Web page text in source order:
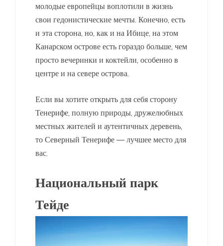
молодые европейцы воплотили в жизнь
свои гедонистические мечты. Конечно, есть
и эта сторона, но, как и на Ибице, на этом
Канарском острове есть гораздо больше, чем
просто вечеринки и коктейли, особенно в
центре и на севере острова.
Если вы хотите открыть для себя сторону
Тенерифе, полную природы, дружелюбных
местных жителей и аутентичных деревень,
то Северный Тенерифе — лучшее место для
вас.
Национальный парк
Тейде